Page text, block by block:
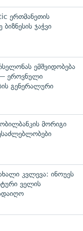
ერთმანეთის
ჯაჭვი
ემშვიდობება
ეროვნული
გენერალური
მორიგი
კვლევა: ინოუეს
ველის